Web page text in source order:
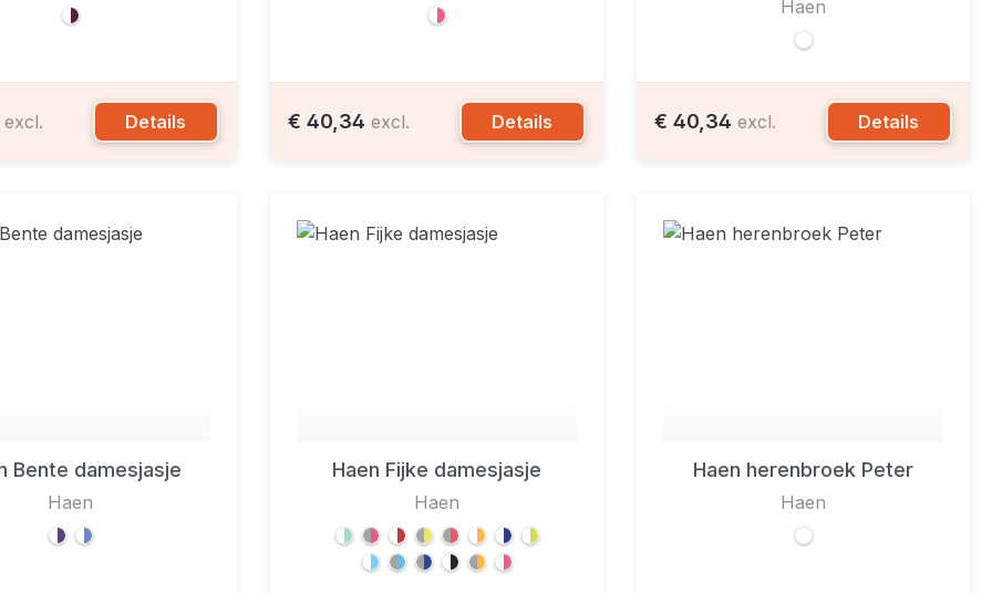
excl. Details € 40,34 excl. Details
Haen
€ 40,34 excl. Details
Bente damesjasje
Haen
Haen Fijke damesjasje
Haen
Haen herenbroek Peter
Haen